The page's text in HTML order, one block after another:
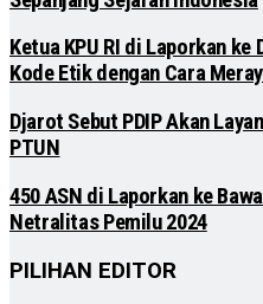
Ketua KPU RI di Laporkan ke
Kode Etik dengan Cara
Djarot Sebut PDIP Akan
PTUN
450 ASN di Laporkan ke
Netralitas Pemilu 2024
PILIHAN EDITOR